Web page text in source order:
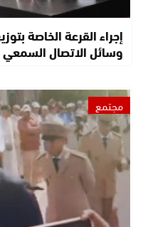
إجراء القرعة الخاصة
وسائل الاتصال
مجتمع